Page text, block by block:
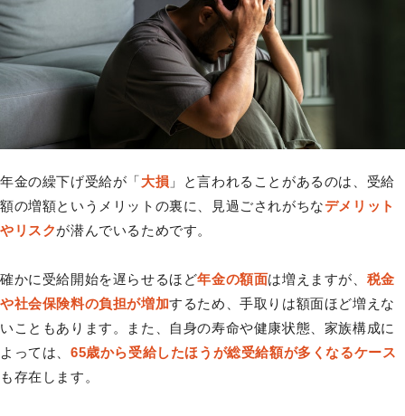
年金の繰下げ受給が「大損 」と言われることがあるのは、受給
額の増額というメリットの裏に、見過ごされがちなデメリット
やリスクが潜んでいるためです。
確かに受給開始を遅らせるほど年金の額面は増えますが、 税金
や社会保険料の負担が増加するため、手取りは額面ほど増えな
いこともあります。また、自身の寿命や健康状態、家族構成に
よっては、 65歳から受給したほうが総受給額が多くなるケース
も存在します。